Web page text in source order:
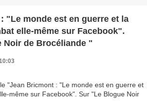
"Le monde est en guerre et la
elle-même sur Facebook".
Noir de Brocéliande "